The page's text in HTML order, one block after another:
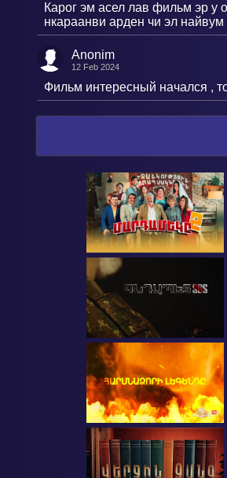
Карог эм асел лав фильм эр у
нкараанви арден чи эл
Anonim
12 Feb 2024
Фильм интересный начался ,